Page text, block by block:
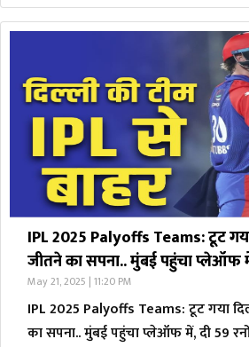
IPL 2025 Palyoffs Teams: टूट
जीतने का सपना.. मुंबई पहुंचा प्लेऑफ
May 21, 2025 | 11:20 PM
IPL 2025 Palyoffs Teams: टूट गया
का सपना.. मुंबई पहुंचा प्लेऑफ में, दी 59